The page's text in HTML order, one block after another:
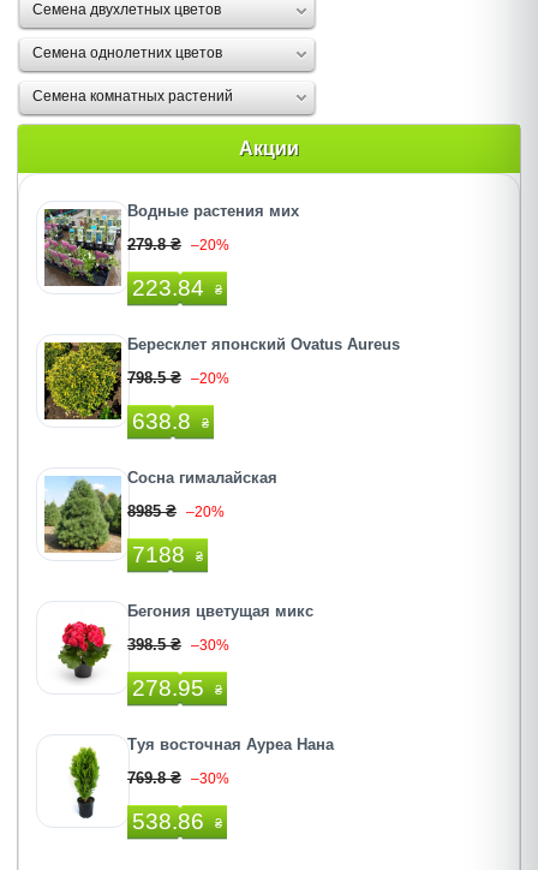
Семена двухлетных цветов
Семена однолетних цветов
Семена комнатных растений
Акции
Водные растения мих
279.8 ₴ –20%
223.84 ₴
Бересклет японский Ovatus Aureus
798.5 ₴ –20%
638.8 ₴
Сосна гималайская
8985 ₴ –20%
7188 ₴
Бегония цветущая микс
398.5 ₴ –30%
278.95 ₴
Туя восточная Ауреа Нана
769.8 ₴ –30%
538.86 ₴